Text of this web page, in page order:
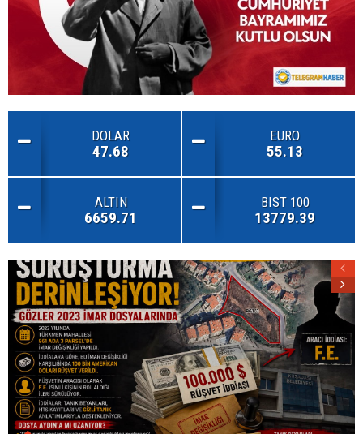
DOLAR
47.68
EURO
55.13
ALTIN
6659.71
BIST 100
13779.39